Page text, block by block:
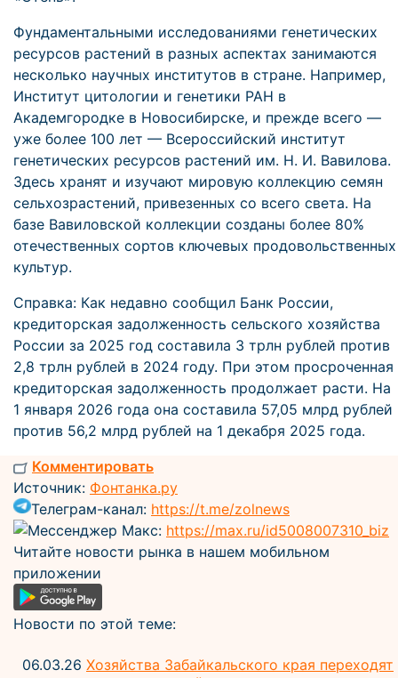
Фундаментальными исследованиями генетических
ресурсов растений в разных аспектах занимаются
несколько научных институтов в стране. Например,
Институт цитологии и генетики РАН в
Академгородке в Новосибирске, и прежде всего —
уже более 100 лет — Всероссийский институт
генетических ресурсов растений им. Н. И. Вавилова.
Здесь хранят и изучают мировую коллекцию семян
сельхозрастений, привезенных со всего света. На
базе Вавиловской коллекции созданы более 80%
отечественных сортов ключевых продовольственных
культур.
Справка: Как недавно сообщил Банк России,
кредиторская задолженность сельского хозяйства
России за 2025 год составила 3 трлн рублей против
2,8 трлн рублей в 2024 году. При этом просроченная
кредиторская задолженность продолжает расти. На
1 января 2026 года она составила 57,05 млрд рублей
против 56,2 млрд рублей на 1 декабря 2025 года.
Комментировать
Источник: Фонтанка.ру
Телеграм-канал: https://t.me/zolnews
Мессенджер Макс: https://max.ru/id5008007310_biz
Читайте новости рынка в нашем мобильном
приложении
Новости по этой теме:
06.03.26 Хозяйства Забайкальского края переходят